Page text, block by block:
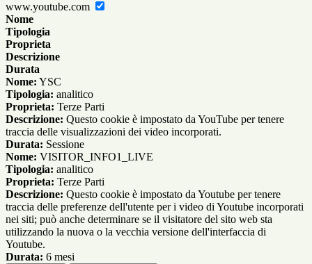
www.youtube.com
Nome
Tipologia
Proprieta
Descrizione
Durata
Nome: YSC
Tipologia: analitico
Proprieta: Terze Parti
Descrizione: Questo cookie è impostato da YouTube per tenere
traccia delle visualizzazioni dei video incorporati.
Durata: Sessione
Nome: VISITOR_INFO1_LIVE
Tipologia: analitico
Proprieta: Terze Parti
Descrizione: Questo cookie è impostato da Youtube per tenere
traccia delle preferenze dell'utente per i video di Youtube incorporati
nei siti; può anche determinare se il visitatore del sito web sta
utilizzando la nuova o la vecchia versione dell'interfaccia di
Youtube.
Durata: 6 mesi